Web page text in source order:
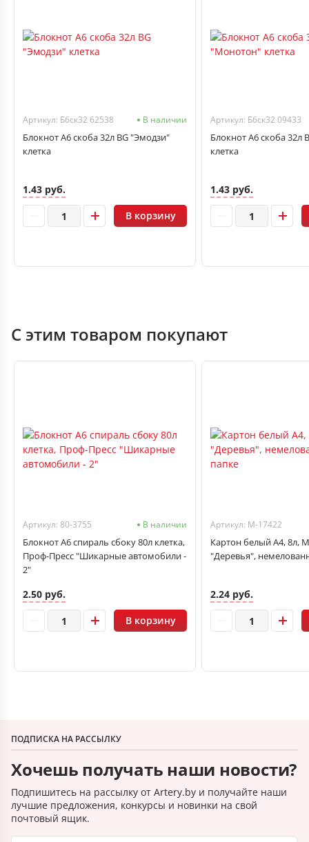
Артикул: Б6ск32 62538 В наличии
Блокнот А6 скоба 32л BG "Эмодзи"
клетка
1.43 руб.
В корзину
Артикул: Б6ск32 09433
Блокнот А6 скоба 32л
клетка
1.43 руб.
С этим товаром покупают
Артикул: 80-3755 В наличии
Блокнот А6 спираль сбоку 80л клетка,
Проф-Пресс "Шикарные автомобили -
2"
2.50 руб.
В корзину
Артикул: M-17422
Картон белый A4, 8л,
"Деревья",
2.24 руб.
ПОДПИСКА НА РАССЫЛКУ
Хочешь получать наши новости?
Подпишитесь на рассылку от Artery.by и получайте наши
лучшие предложения, конкурсы и новинки на свой
почтовый ящик.